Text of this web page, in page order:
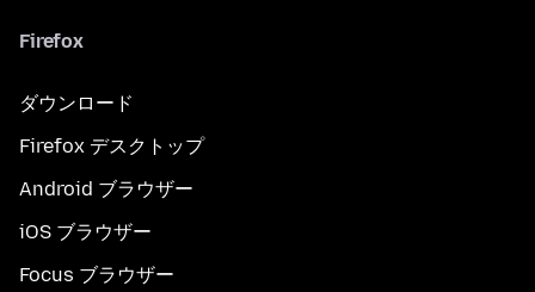
Firefox
ダウンロード
Firefox デスクトップ
Android ブラウザー
iOS ブラウザー
Focus ブラウザー